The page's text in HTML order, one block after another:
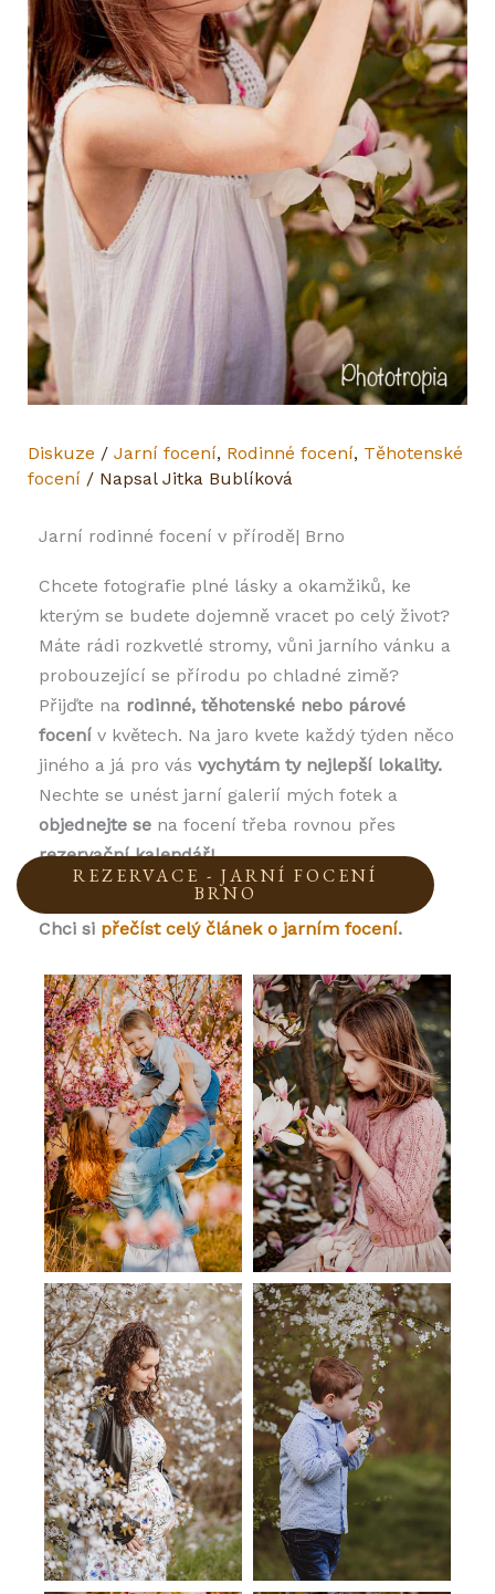
Diskuze / Jarní focení, Rodinné focení, Těhotenské
focení / Napsal Jitka Bublíková
Jarní rodinné focení v přírodě| Brno
Chcete fotografie plné lásky a okamžiků, ke
kterým se budete dojemně vracet po celý život?
Máte rádi rozkvetlé stromy, vůni jarního vánku a
probouzející se přírodu po chladné zimě?
Přijďte na rodinné, těhotenské nebo párové
focenív květech. Na jaro kvete každý týden něco
jiného a já pro vás vychytám ty nejlepší lokality.
Nechte se unést jarní galerií mých fotek a
objednejte sena focení třeba rovnou přes
rezervační kalendář!
REZERVACE - JARNÍ FOCENÍ
BRNO
Chci si přečíst celý článek o jarním focení.